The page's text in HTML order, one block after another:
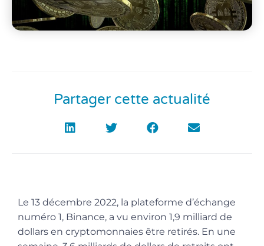
Partager cette actualité
Le 13 décembre 2022, la plateforme d’échange
numéro 1, Binance, a vu environ 1,9 milliard de
dollars en cryptomonnaies être retirés. En une